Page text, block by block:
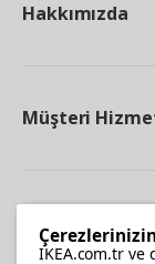
Hakkımızda
Müşteri
IKEA.com.tr ve